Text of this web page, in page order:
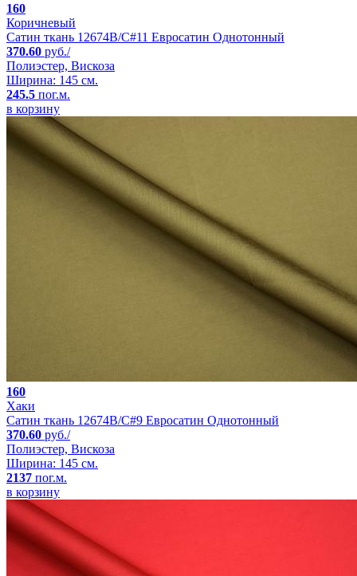
160
Коричневый
Сатин ткань 12674B/C#11 Евросатин Однотонный
370.60 руб./
Полиэстер, Вискоза
Ширина: 145 см.
245.5 пог.м.
в корзину
160
Хаки
Сатин ткань 12674B/C#9 Евросатин Однотонный
370.60 руб./
Полиэстер, Вискоза
Ширина: 145 см.
2137 пог.м.
в корзину